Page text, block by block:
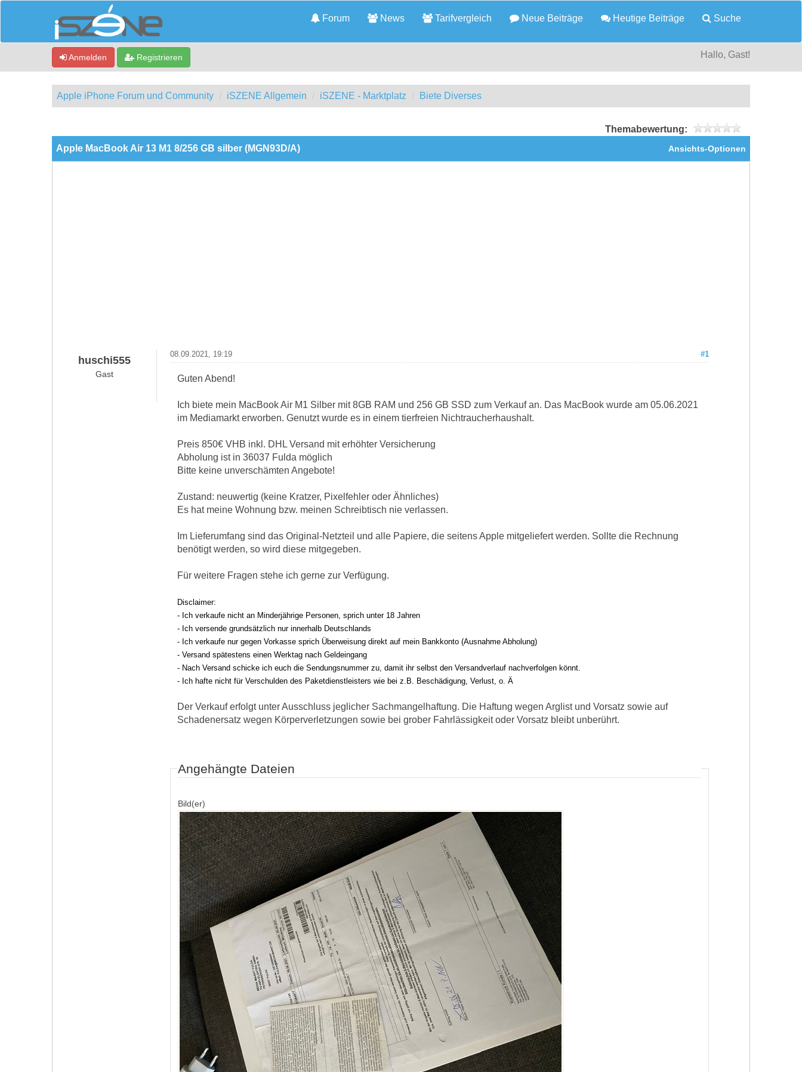
Forum News Tarifvergleich Neue Beiträge Heutige Beiträge Suche
Anmelden Registrieren Hallo, Gast!
Apple iPhone Forum und Community iSZENE Allgemein iSZENE - Marktplatz Biete Diverses
Themabewertung:
Ansichts-Optionen
Apple MacBook Air 13 M1 8/256 GB silber (MGN93D/A)
huschi555
Gast
#1
08.09.2021, 19:19
Guten Abend!
Ich biete mein MacBook Air M1 Silber mit 8GB RAM und 256 GB SSD zum Verkauf an. Das MacBook wurde am 05.06.2021
im Mediamarkt erworben. Genutzt wurde es in einem tierfreien Nichtraucherhaushalt.
Preis 850€ VHB inkl. DHL Versand mit erhöhter Versicherung
Abholung ist in 36037 Fulda möglich
Bitte keine unverschämten Angebote!
Zustand: neuwertig (keine Kratzer, Pixelfehler oder Ähnliches)
Es hat meine Wohnung bzw. meinen Schreibtisch nie verlassen.
Im Lieferumfang sind das Original-Netzteil und alle Papiere, die seitens Apple mitgeliefert werden. Sollte die Rechnung
benötigt werden, so wird diese mitgegeben.
Für weitere Fragen stehe ich gerne zur Verfügung.
Disclaimer:
- Ich verkaufe nicht an Minderjährige Personen, sprich unter 18 Jahren
- Ich versende grundsätzlich nur innerhalb Deutschlands
-Ich verkaufe nur gegen Vorkasse sprich Überweisung direkt auf mein Bankkonto (Ausnahme Abholung)
- Versand spätestens einen Werktag nach Geldeingang
- Nach Versand schicke ich euch die Sendungsnummer zu, damit ihr selbst den Versandverlauf nachverfolgen könnt.
- Ich hafte nicht für Verschulden des Paketdienstleisters wie bei z.B. Beschädigung, Verlust, o. Ä
Der Verkauf erfolgt unter Ausschluss jeglicher Sach­mangelhaftung. Die Haftung wegen Arglist und Vorsatz sowie auf
Schaden­ersatz wegen Körperverletzungen sowie bei grober Fahr­lässig­keit oder Vorsatz bleibt unbe­rührt.
Angehängte Dateien
Bild(er)